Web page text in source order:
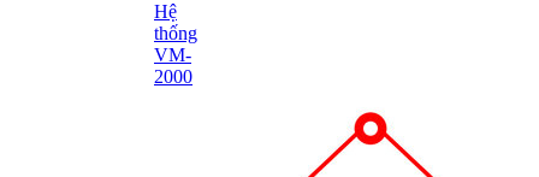
Hệ
thống
VM-
2000